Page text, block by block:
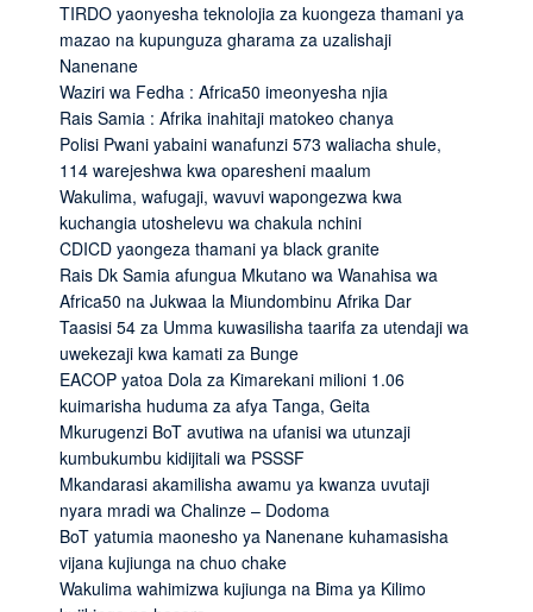
TIRDO yaonyesha teknolojia za kuongeza thamani ya
mazao na kupunguza gharama za uzalishaji
Nanenane
Waziri wa Fedha : Africa50 imeonyesha njia
Rais Samia : Afrika inahitaji matokeo chanya
Polisi Pwani yabaini wanafunzi 573 waliacha shule,
114 warejeshwa kwa oparesheni maalum
Wakulima, wafugaji, wavuvi wapongezwa kwa
kuchangia utoshelevu wa chakula nchini
CDICD yaongeza thamani ya black granite
Rais Dk Samia afungua Mkutano wa Wanahisa wa
Africa50 na Jukwaa la Miundombinu Afrika Dar
Taasisi 54 za Umma kuwasilisha taarifa za utendaji wa
uwekezaji kwa kamati za Bunge
EACOP yatoa Dola za Kimarekani milioni 1.06
kuimarisha huduma za afya Tanga, Geita
Mkurugenzi BoT avutiwa na ufanisi wa utunzaji
kumbukumbu kidijitali wa PSSSF
Mkandarasi akamilisha awamu ya kwanza uvutaji
nyara mradi wa Chalinze – Dodoma
BoT yatumia maonesho ya Nanenane kuhamasisha
vijana kujiunga na chuo chake
Wakulima wahimizwa kujiunga na Bima ya Kilimo